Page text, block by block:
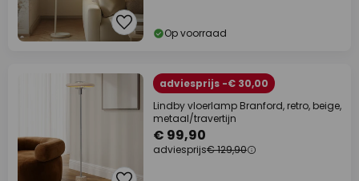
Op voorraad
adviesprijs -€ 30,00
Lindby vloerlamp Branford, retro, beige,
metaal/travertijn
€ 99,90
adviesprijs€ 129,90